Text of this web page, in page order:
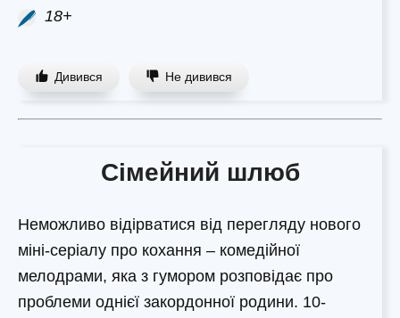
18+
Дивився Не дивився
Сімейний шлюб
Неможливо відірватися від перегляду нового
міні-серіалу про кохання – комедійної
мелодрами, яка з гумором розповідає про
проблеми однієї закордонної родини. 10-